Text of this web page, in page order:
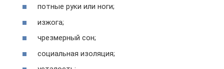
потные руки или ноги;
изжога;
чрезмерный сон;
социальная изоляция;